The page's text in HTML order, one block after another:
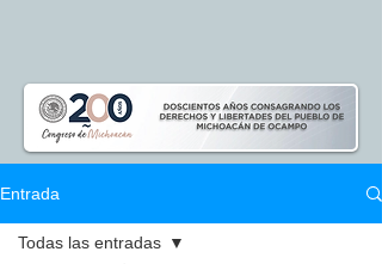
Entrada
Todas las entradas